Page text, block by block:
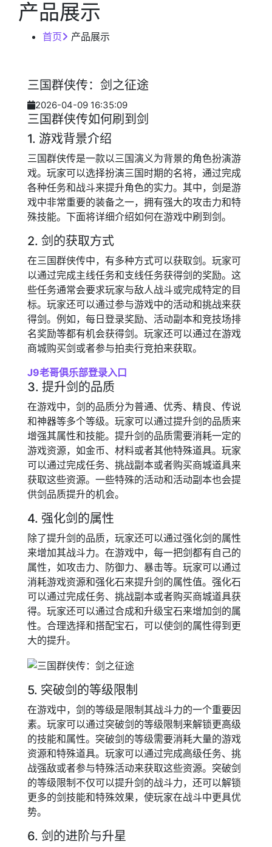
产品展示
首页 产品展示
三国群侠传：剑之征途
2026-04-09 16:35:09
三国群侠传如何刷到剑
1. 游戏背景介绍
三国群侠传是一款以三国演义为背景的角色扮演游
戏。玩家可以选择扮演三国时期的名将，通过完成
各种任务和战斗来提升角色的实力。其中，剑是游
戏中非常重要的装备之一，拥有强大的攻击力和特
殊技能。下面将详细介绍如何在游戏中刷到剑。
2. 剑的获取方式
在三国群侠传中，有多种方式可以获取剑。玩家可
以通过完成主线任务和支线任务获得剑的奖励。这
些任务通常会要求玩家与敌人战斗或完成特定的目
标。玩家还可以通过参与游戏中的活动和挑战来获
得剑。例如，每日登录奖励、活动副本和竞技场排
名奖励等都有机会获得剑。玩家还可以通过在游戏
商城购买剑或者参与拍卖行竞拍来获取。
J9老哥俱乐部登录入口
3. 提升剑的品质
在游戏中，剑的品质分为普通、优秀、精良、传说
和神器等多个等级。玩家可以通过提升剑的品质来
增强其属性和技能。提升剑的品质需要消耗一定的
游戏资源，如金币、材料或者其他特殊道具。玩家
可以通过完成任务、挑战副本或者购买商城道具来
获取这些资源。一些特殊的活动和活动副本也会提
供剑品质提升的机会。
4. 强化剑的属性
除了提升剑的品质，玩家还可以通过强化剑的属性
来增加其战斗力。在游戏中，每一把剑都有自己的
属性，如攻击力、防御力、暴击等。玩家可以通过
消耗游戏资源和强化石来提升剑的属性值。强化石
可以通过完成任务、挑战副本或者购买商城道具获
得。玩家还可以通过合成和升级宝石来增加剑的属
性。合理选择和搭配宝石，可以使剑的属性得到更
大的提升。
5. 突破剑的等级限制
在游戏中，剑的等级是限制其战斗力的一个重要因
素。玩家可以通过突破剑的等级限制来解锁更高级
的技能和属性。突破剑的等级需要消耗大量的游戏
资源和特殊道具。玩家可以通过完成高级任务、挑
战强敌或者参与特殊活动来获取这些资源。突破剑
的等级限制不仅可以提升剑的战斗力，还可以解锁
更多的剑技能和特殊效果，使玩家在战斗中更具优
势。
6. 剑的进阶与升星